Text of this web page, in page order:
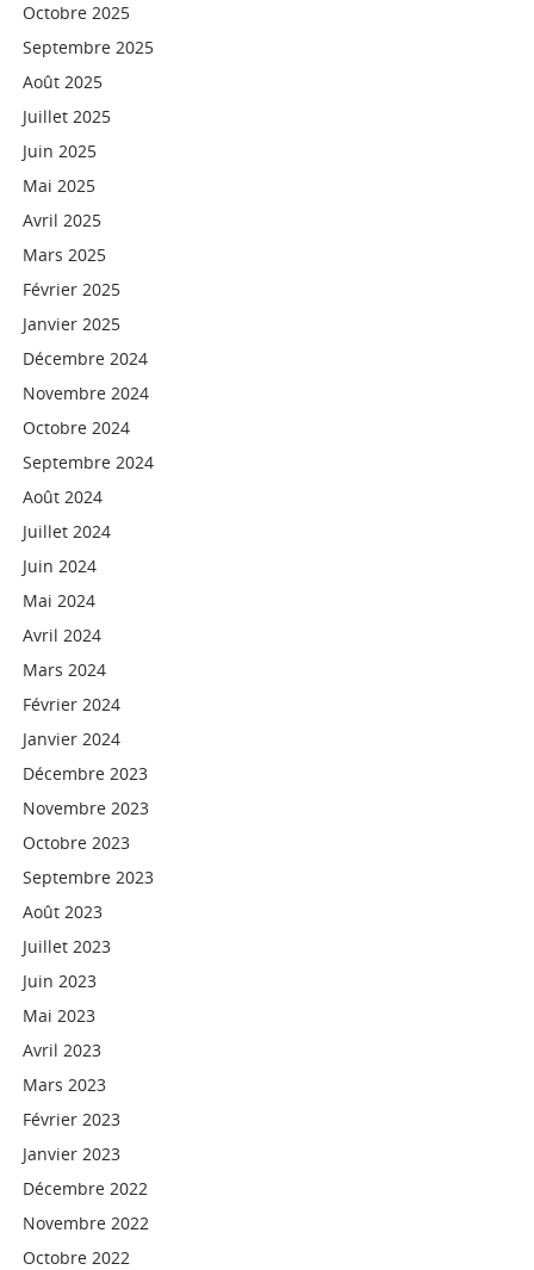
Octobre 2025
Septembre 2025
Août 2025
Juillet 2025
Juin 2025
Mai 2025
Avril 2025
Mars 2025
Février 2025
Janvier 2025
Décembre 2024
Novembre 2024
Octobre 2024
Septembre 2024
Août 2024
Juillet 2024
Juin 2024
Mai 2024
Avril 2024
Mars 2024
Février 2024
Janvier 2024
Décembre 2023
Novembre 2023
Octobre 2023
Septembre 2023
Août 2023
Juillet 2023
Juin 2023
Mai 2023
Avril 2023
Mars 2023
Février 2023
Janvier 2023
Décembre 2022
Novembre 2022
Octobre 2022